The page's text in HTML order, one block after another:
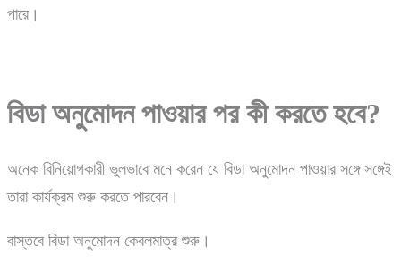
পারে।
বিডাঅনুমোদনপাওয়ারপরকীকরতেহবে?
অনেক বিনিয়োগকারী ভুলভাবে মনে করেন যে বিডা অনুমোদন পাওয়ার সঙ্গে সঙ্গেই
তারা কার্যক্রম শুরু করতে পারবেন।
বাস্তবে বিডা অনুমোদন কেবলমাত্র শুরু।